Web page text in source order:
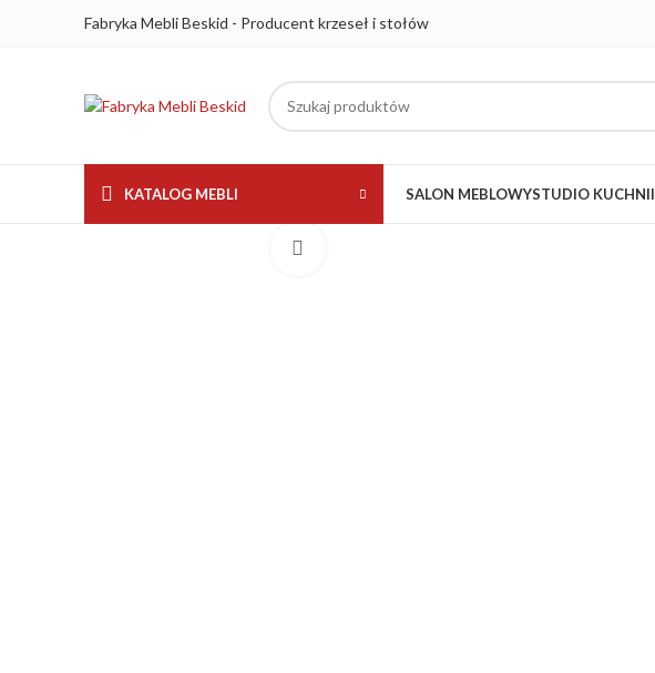
Fabryka Mebli Beskid - Producent krzeseł i stołów
KATALOG MEBLI SALON MEBLOWYSTUDIO KUCHNII